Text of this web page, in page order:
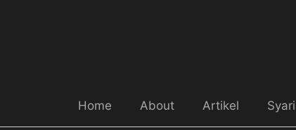
Home About Artikel